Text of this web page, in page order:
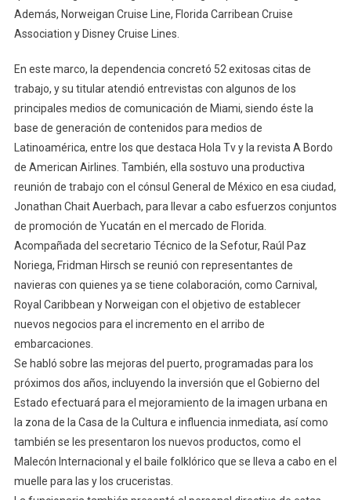
Además, Norweigan Cruise Line, Florida Carribean Cruise
Association y Disney Cruise Lines.
En este marco, la dependencia concretó 52 exitosas citas de
trabajo, y su titular atendió entrevistas con algunos de los
principales medios de comunicación de Miami, siendo éste la
base de generación de contenidos para medios de
Latinoamérica, entre los que destaca Hola Tv y la revista A Bordo
de American Airlines. También, ella sostuvo una productiva
reunión de trabajo con el cónsul General de México en esa ciudad,
Jonathan Chait Auerbach, para llevar a cabo esfuerzos conjuntos
de promoción de Yucatán en el mercado de Florida.
Acompañada del secretario Técnico de la Sefotur, Raúl Paz
Noriega, Fridman Hirsch se reunió con representantes de
navieras con quienes ya se tiene colaboración, como Carnival,
Royal Caribbean y Norweigan con el objetivo de establecer
nuevos negocios para el incremento en el arribo de
embarcaciones.
Se habló sobre las mejoras del puerto, programadas para los
próximos dos años, incluyendo la inversión que el Gobierno del
Estado efectuará para el mejoramiento de la imagen urbana en
la zona de la Casa de la Cultura e influencia inmediata, así como
también se les presentaron los nuevos productos, como el
Malecón Internacional y el baile folklórico que se lleva a cabo en el
muelle para las y los cruceristas.